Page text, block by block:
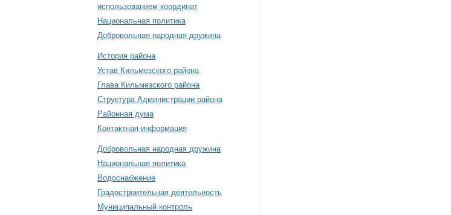
использованием координат
Национальная политика
Добровольная народная дружина
История района
Устав Кильмезского района
Глава Кильмезского района
Структура Администрации района
Районная дума
Контактная информация
Добровольная народная дружина
Национальная политика
Водоснабжение
Градостроительная деятельность
Муниципальный контроль